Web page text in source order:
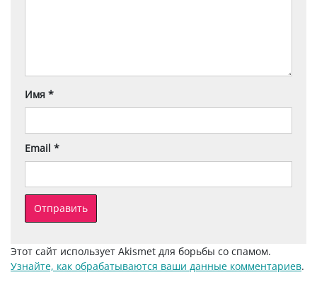
Имя *
Email *
Этот сайт использует Akismet для борьбы со спамом.
Узнайте, как обрабатываются ваши данные комментариев.